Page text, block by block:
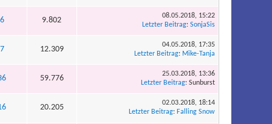
6 9.802
08.05.2018, 15:22
Letzter Beitrag: SonjaSis
7 12.309
04.05.2018, 17:35
Letzter Beitrag: Mike-Tanja
59.776
25.03.2018, 13:36
Letzter Beitrag: Sunburst
20.205
02.03.2018, 18:14
Letzter Beitrag: Falling Snow